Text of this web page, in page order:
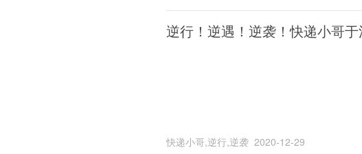
逆行！逆遇！逆袭！快递小哥
快递小哥,逆行,逆袭 2020-12-29